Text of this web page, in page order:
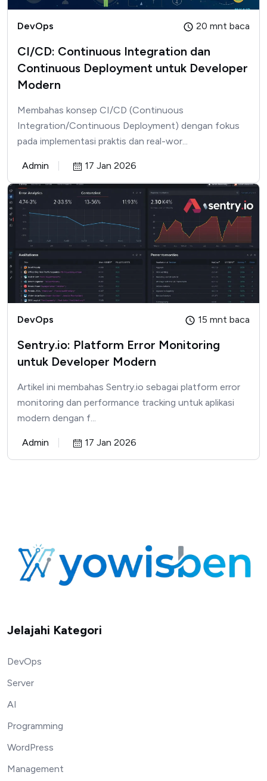
DevOps 20 mnt baca
CI/CD: Continuous Integration dan
Continuous Deployment untuk Developer
Modern
Membahas konsep CI/CD (Continuous
Integration/Continuous Deployment) dengan fokus
pada implementasi praktis dan real-wor...
Admin 17 Jan 2026
DevOps 15 mnt baca
Sentry.io: Platform Error Monitoring
untuk Developer Modern
Artikel ini membahas Sentry.io sebagai platform error
monitoring dan performance tracking untuk aplikasi
modern dengan f...
Admin 17 Jan 2026
Jelajahi Kategori
DevOps
Server
AI
Programming
WordPress
Management